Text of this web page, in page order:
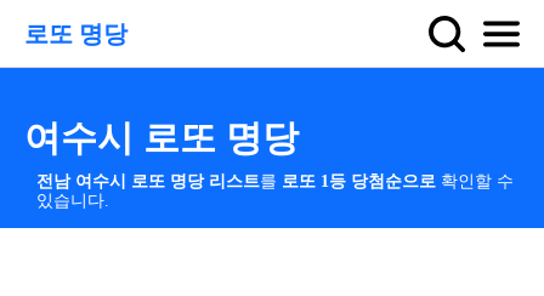
로또 명당
여수시 로또 명당
전남 여수시 로또 명당 리스트를 로또 1등 당첨순으로 확인할 수
있습니다.